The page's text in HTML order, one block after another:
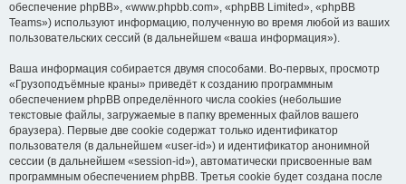
обеспечение phpBB», «www.phpbb.com», «phpBB Limited», «phpBB
Teams») используют информацию, полученную во время любой из ваших
пользовательских сессий (в дальнейшем «ваша информация»).
Ваша информация собирается двумя способами. Во-первых, просмотр
«Грузоподъёмные краны» приведёт к созданию программным
обеспечением phpBB определённого числа cookies (небольшие
текстовые файлы, загружаемые в папку временных файлов вашего
браузера). Первые две cookie содержат только идентификатор
пользователя (в дальнейшем «user-id») и идентификатор анонимной
сессии (в дальнейшем «session-id»), автоматически присвоенные вам
программным обеспечением phpBB. Третья cookie будет создана после